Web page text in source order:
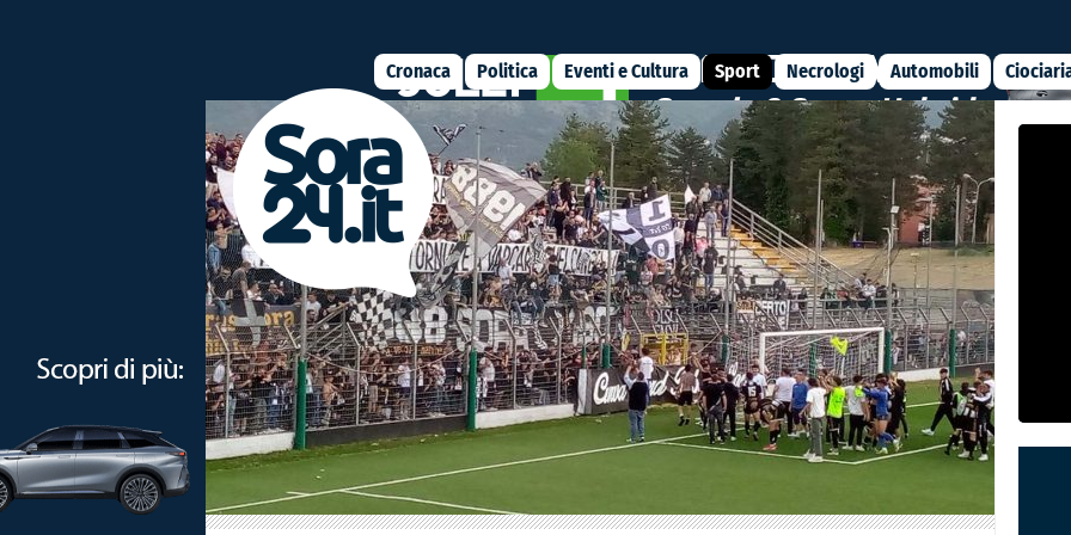
Cronaca Politica Eventi e Cultura Sport Necrologi Automobili